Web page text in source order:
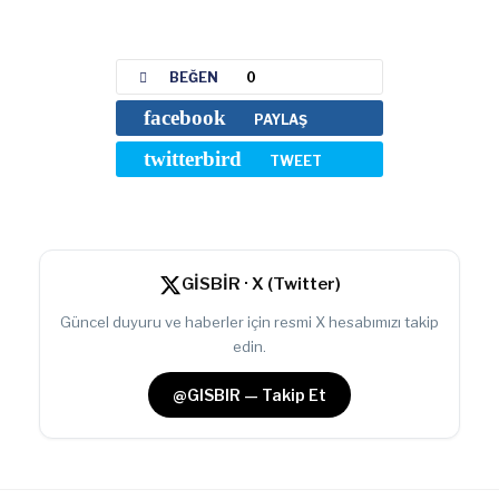
BEĞEN 0
facebook PAYLAŞ
twitterbird TWEET
GİSBİR · X (Twitter)
Güncel duyuru ve haberler için resmi X hesabımızı takip
edin.
@GISBIR — Takip Et